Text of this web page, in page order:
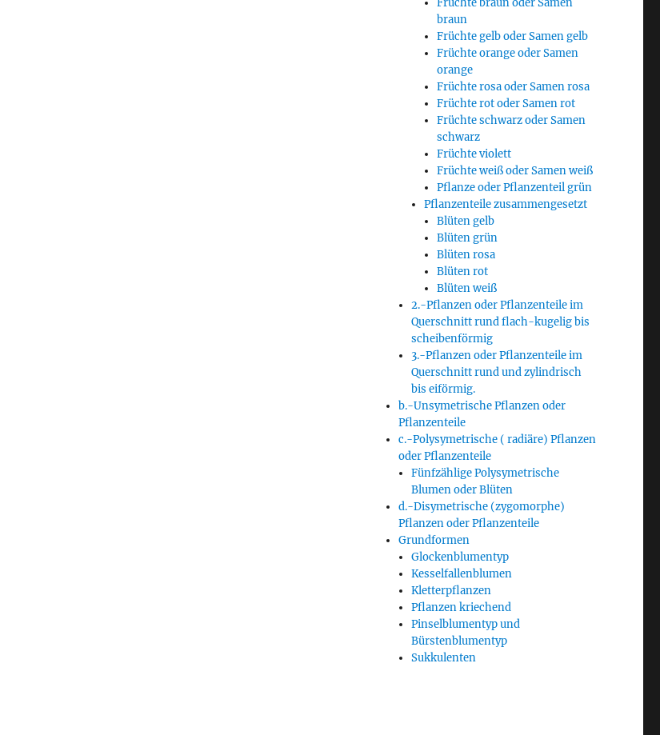
Früchte braun oder Samen
braun
Früchte gelb oder Samen gelb
Früchte orange oder Samen
orange
Früchte rosa oder Samen rosa
Früchte rot oder Samen rot
Früchte schwarz oder Samen
schwarz
Früchte violett
Früchte weiß oder Samen weiß
Pflanze oder Pflanzenteil grün
Pflanzenteile zusammengesetzt
Blüten gelb
Blüten grün
Blüten rosa
Blüten rot
Blüten weiß
2.-Pflanzen oder Pflanzenteile im
Querschnitt rund flach-kugelig bis
scheibenförmig
3.-Pflanzen oder Pflanzenteile im
Querschnitt rund und zylindrisch
bis eiförmig.
b.-Unsymetrische Pflanzen oder
Pflanzenteile
c.-Polysymetrische ( radiäre) Pflanzen
oder Pflanzenteile
Fünfzählige Polysymetrische
Blumen oder Blüten
d.-Disymetrische (zygomorphe)
Pflanzen oder Pflanzenteile
Grundformen
Glockenblumentyp
Kesselfallenblumen
Kletterpflanzen
Pflanzen kriechend
Pinselblumentyp und
Bürstenblumentyp
Sukkulenten